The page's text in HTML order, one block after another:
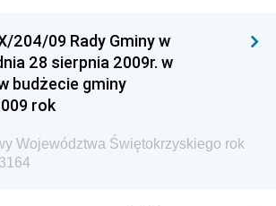
Ministra Przemysłu
Ministra Finansów i Gospodarki
Ministra do Spraw Unii
Agencji Wywiadu
204/09 Rady Gminy w
28 sierpnia 2009r. w
budżecie gminy
rok
Województwa Świętokrzyskiego rok